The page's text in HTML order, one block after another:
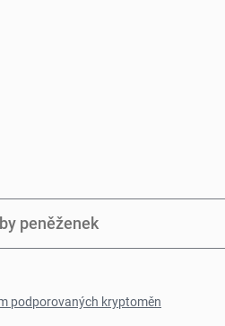
peněženek
podporovaných kryptoměn